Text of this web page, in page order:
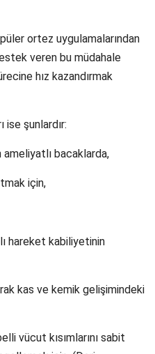
ortez uygulamalarından
veren bu müdahale
hız kazandırmak
ise şunlardır:
ameliyatlı bacaklarda,
için,
hareket kabiliyetinin
kas ve kemik gelişimindeki
vücut kısımlarını sabit